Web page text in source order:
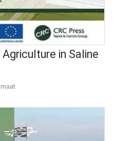
in Saline